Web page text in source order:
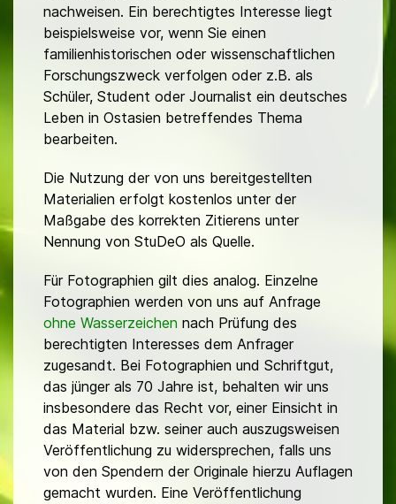
nachweisen. Ein berechtigtes Interesse liegt
beispielsweise vor, wenn Sie einen
familienhistorischen oder wissenschaftlichen
Forschungszweck verfolgen oder z.B. als
Schüler, Student oder Journalist ein deutsches
Leben in Ostasien betreffendes Thema
bearbeiten.
Die Nutzung der von uns bereitgestellten
Materialien erfolgt kostenlos unter der
Maßgabe des korrekten Zitierens unter
Nennung von StuDeO als Quelle.
Für Fotographien gilt dies analog. Einzelne
Fotographien werden von uns auf Anfrage
ohne Wasserzeichen nach Prüfung des
berechtigten Interesses dem Anfrager
zugesandt. Bei Fotographien und Schriftgut,
das jünger als 70 Jahre ist, behalten wir uns
insbesondere das Recht vor, einer Einsicht in
das Material bzw. seiner auch auszugsweisen
Veröffentlichung zu widersprechen, falls uns
von den Spendern der Originale hierzu Auflagen
gemacht wurden. Eine Veröffentlichung